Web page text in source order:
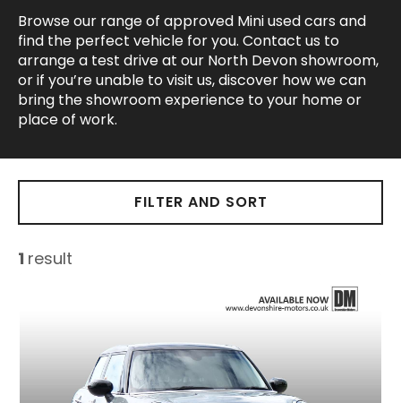
Browse our range of approved Mini used cars and
find the perfect vehicle for you. Contact us to
arrange a test drive at our North Devon showroom,
or if you’re unable to visit us, discover how we can
bring the showroom experience to your home or
place of work.
FILTER AND SORT
1 result